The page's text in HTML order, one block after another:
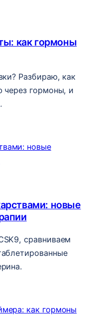
как гормоны
Разбираю, как
через гормоны, и
новые
сравниваем